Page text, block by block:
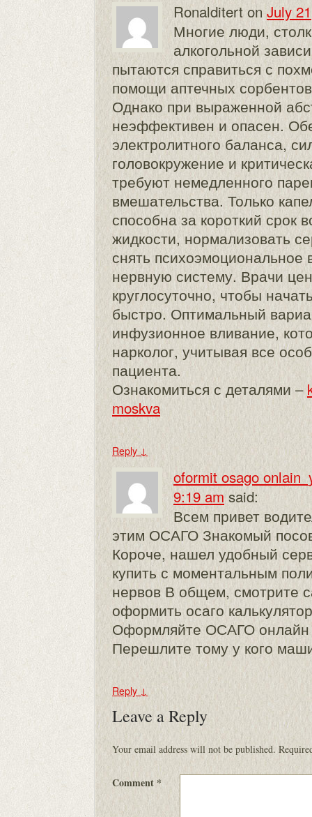
Ronalditert on July
Многие люди,
алкогольной
пытаются справиться с
помощи аптечных
Однако при выраженной
неэффективен и опасен.
электролитного баланса,
головокружение и
требуют немедленного
вмешательства. Только
способна за короткий срок
жидкости, нормализовать
снять психоэмоциональное
нервную систему. Врачи
круглосуточно, чтобы
быстро. Оптимальный
инфузионное вливание,
нарколог, учитывая все
пациента.
Ознакомиться с деталями –
moskva
Reply ↓
oformit osago
9:19 am said:
Всем привет
этим ОСАГО Знакомый
Короче, нашел удобный
купить с моментальным
нервов В общем, смотрите
оформить осаго
Оформляйте ОСАГО онлайн
Перешлите тому у кого
Reply ↓
Leave a Reply
Your email address will not be published.
Comment *